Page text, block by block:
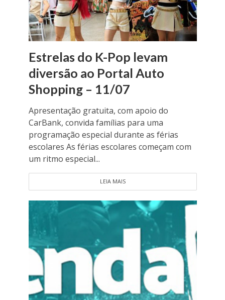
Estrelas do K-Pop levam
diversão ao Portal Auto
Shopping – 11/07
Apresentação gratuita, com apoio do
CarBank, convida famílias para uma
programação especial durante as férias
escolares As férias escolares começam com
um ritmo especial...
LEIA MAIS